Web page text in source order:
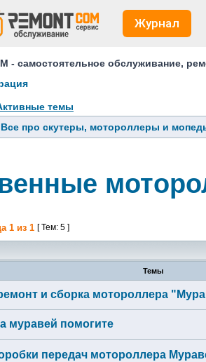
Журнал
- самостоятельное обслуживание,
темы
Все про скутеры, мотороллеры и
1 из 1 [ Тем: 5 ]
Темы
и сборка мотороллера
муравей помогите
передач мотороллера